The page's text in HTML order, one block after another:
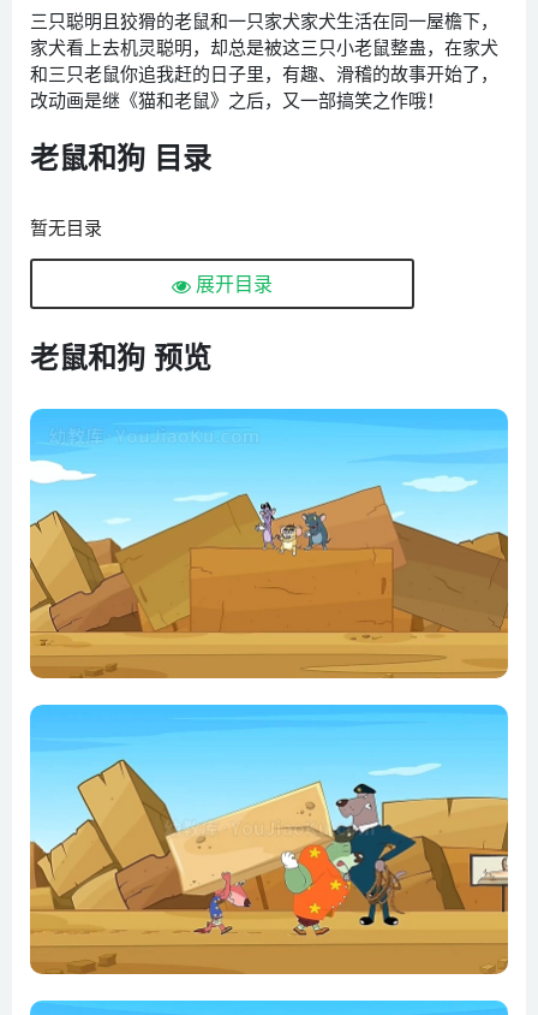
三只聪明且狡猾的老鼠和一只家犬家犬生活在同一屋檐下，
家犬看上去机灵聪明，却总是被这三只小老鼠整蛊，在家犬
和三只老鼠你追我赶的日子里，有趣、滑稽的故事开始了，
改动画是继《猫和老鼠》之后，又一部搞笑之作哦！
老鼠和狗 目录
暂无目录
展开目录
老鼠和狗 预览